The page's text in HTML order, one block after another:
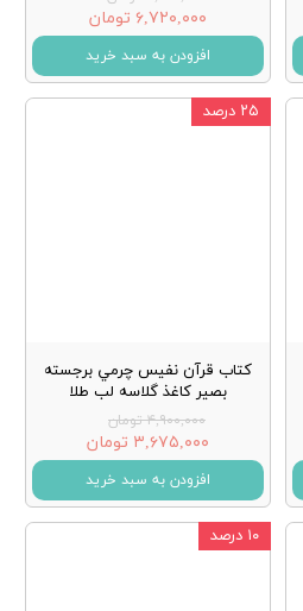
۶,۷۲۰,۰۰۰ تومان
افزودن به سبد خرید
کتاب قرآن نفيس چرمي برجسته
بصير كاغذ گلاسه لب طلا
۴,۹۰۰,۰۰۰ تومان
۳,۶۷۵,۰۰۰ تومان
افزودن به سبد خرید
۲۵ درصد
۱۰ درصد